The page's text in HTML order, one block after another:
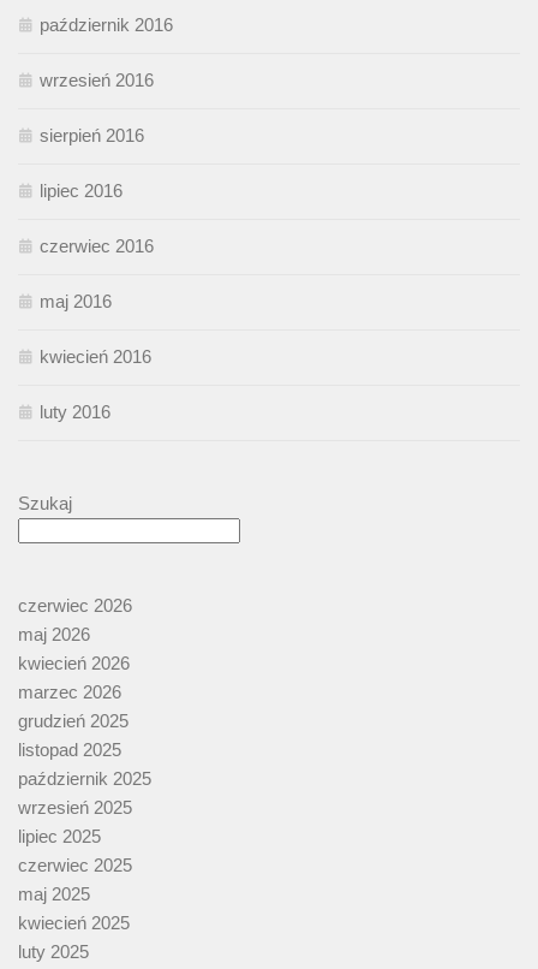
październik 2016
wrzesień 2016
sierpień 2016
lipiec 2016
czerwiec 2016
maj 2016
kwiecień 2016
luty 2016
Szukaj
czerwiec 2026
maj 2026
kwiecień 2026
marzec 2026
grudzień 2025
listopad 2025
październik 2025
wrzesień 2025
lipiec 2025
czerwiec 2025
maj 2025
kwiecień 2025
luty 2025